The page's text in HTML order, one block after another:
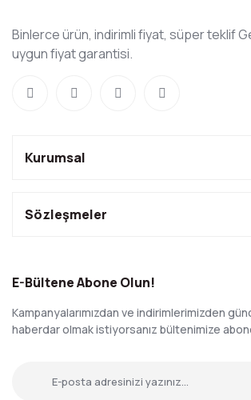
Binlerce ürün, indirimli fiyat, süper teklif
uygun fiyat garantisi.
Kurumsal
Sözleşmeler
E-Bültene Abone Olun!
Kampanyalarımızdan ve indirimlerimizden
haberdar olmak istiyorsanız bültenimize